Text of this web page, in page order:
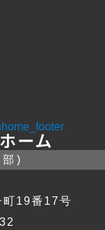
ーム
)
町19番17号